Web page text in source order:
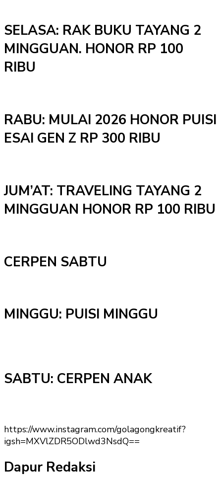
SELASA: RAK BUKU TAYANG 2
MINGGUAN. HONOR RP 100
RIBU
RABU: MULAI 2026 HONOR PUISI
ESAI GEN Z RP 300 RIBU
JUM’AT: TRAVELING TAYANG 2
MINGGUAN HONOR RP 100 RIBU
CERPEN SABTU
MINGGU: PUISI MINGGU
SABTU: CERPEN ANAK
https://www.instagram.com/golagongkreatif?
igsh=MXVlZDR5ODlwd3NsdQ==
Dapur Redaksi